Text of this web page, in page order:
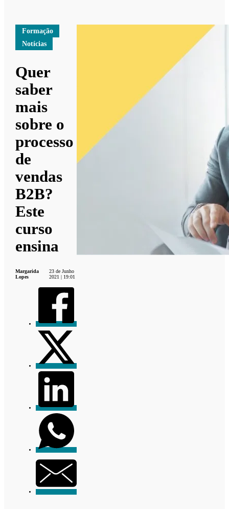
Formação
Notícias
Quer
saber
mais
sobre o
processo
de
vendas
B2B?
Este
curso
ensina
Margarida
Lopes
23 de Junho
2021 | 19:01